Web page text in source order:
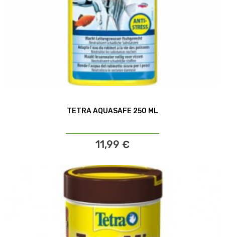
TETRA AQUASAFE 250 ML
11,99 €